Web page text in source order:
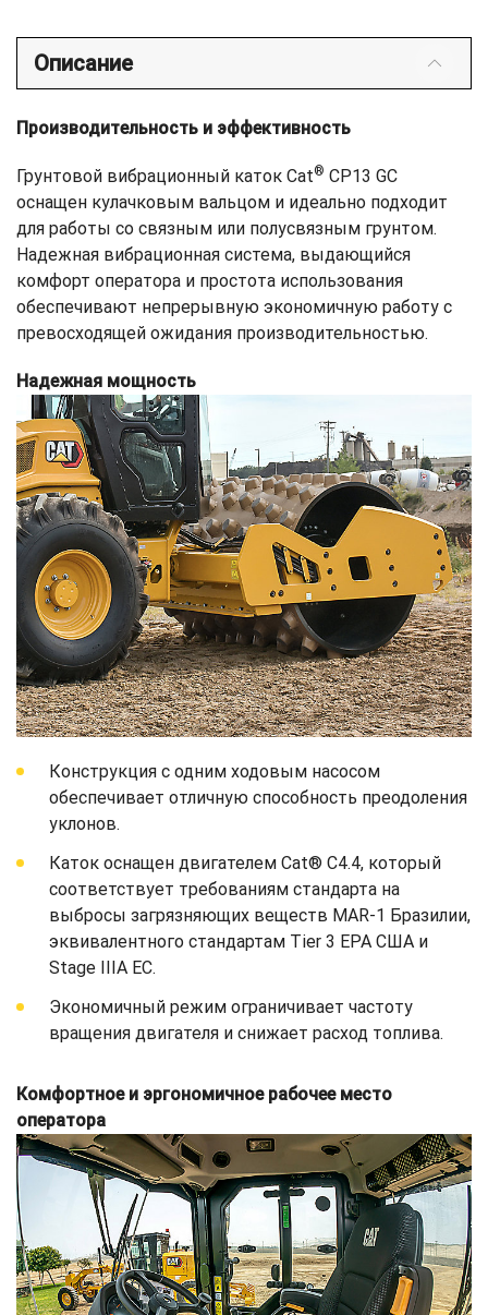
Описание
Производительность и эффективность
Грунтовой вибрационный каток Cat® CP13 GC
оснащен кулачковым вальцом и идеально подходит
для работы со связным или полусвязным грунтом.
Надежная вибрационная система, выдающийся
комфорт оператора и простота использования
обеспечивают непрерывную экономичную работу с
превосходящей ожидания производительностью.
Надежная мощность
Конструкция с одним ходовым насосом
обеспечивает отличную способность преодоления
уклонов.
Каток оснащен двигателем Cat® C4.4, который
соответствует требованиям стандарта на
выбросы загрязняющих веществ MAR-1 Бразилии,
эквивалентного стандартам Tier 3 EPA США и
Stage IIIA ЕС.
Экономичный режим ограничивает частоту
вращения двигателя и снижает расход топлива.
Комфортное и эргономичное рабочее место
оператора